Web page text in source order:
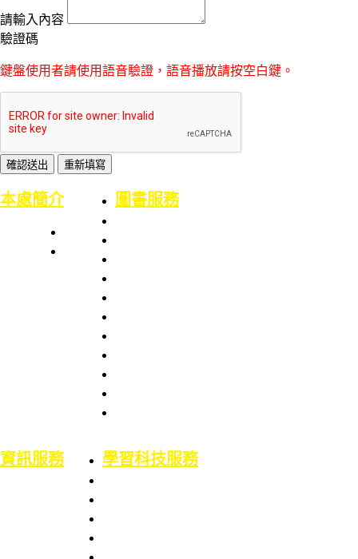
請輸入內容
驗證碼
鍵盤使用者請使用語音驗證，語音播放請按空白鍵。
本處簡介 圖書服務
資訊服務 學習科技服務